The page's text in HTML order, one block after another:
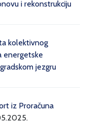
i rekonstrukciju
kolektivnog
energetske
jezgru
iz Proračuna